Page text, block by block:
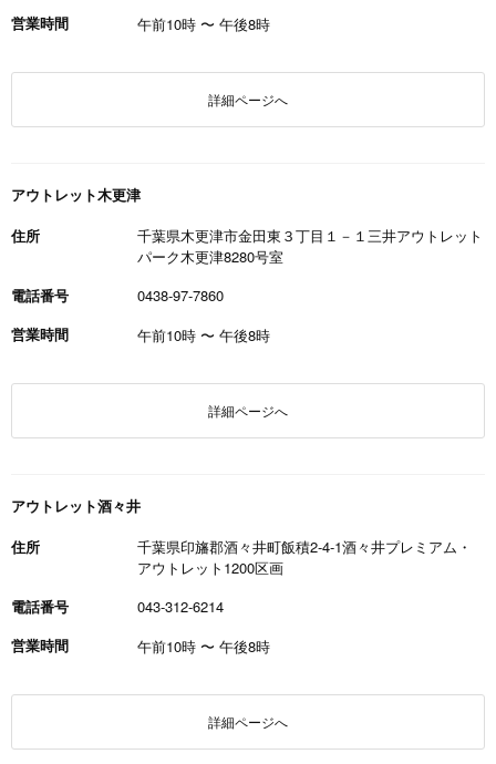
営業時間
午前10時 〜 午後8時
詳細ページへ
アウトレット木更津
住所
千葉県木更津市金田東３丁目１－１三井アウトレット
パーク木更津8280号室
電話番号
0438-97-7860
営業時間
午前10時 〜 午後8時
詳細ページへ
アウトレット酒々井
住所
千葉県印旛郡酒々井町飯積2-4-1酒々井プレミアム・
アウトレット1200区画
電話番号
043-312-6214
営業時間
午前10時 〜 午後8時
詳細ページへ